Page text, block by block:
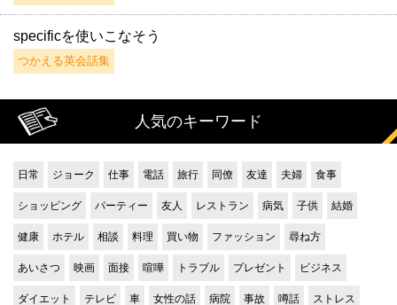
specificを使いこなそう
つかえる英会話集
人気のキーワード
日常 ジョーク 仕事 電話 旅行 同僚 友達 夫婦 食事
ショッピング パーティー 友人 レストラン 病気 子供 結婚
健康 ホテル 相談 料理 買い物 ファッション 尋ね方
あいさつ 映画 面接 喧嘩 トラブル プレゼント ビジネス
ダイエット テレビ 車 女性の話 病院 事故 噂話 ストレス